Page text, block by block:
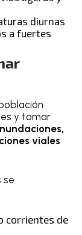
diurnas
a fuertes
y tomar
viales
se
corrientes de